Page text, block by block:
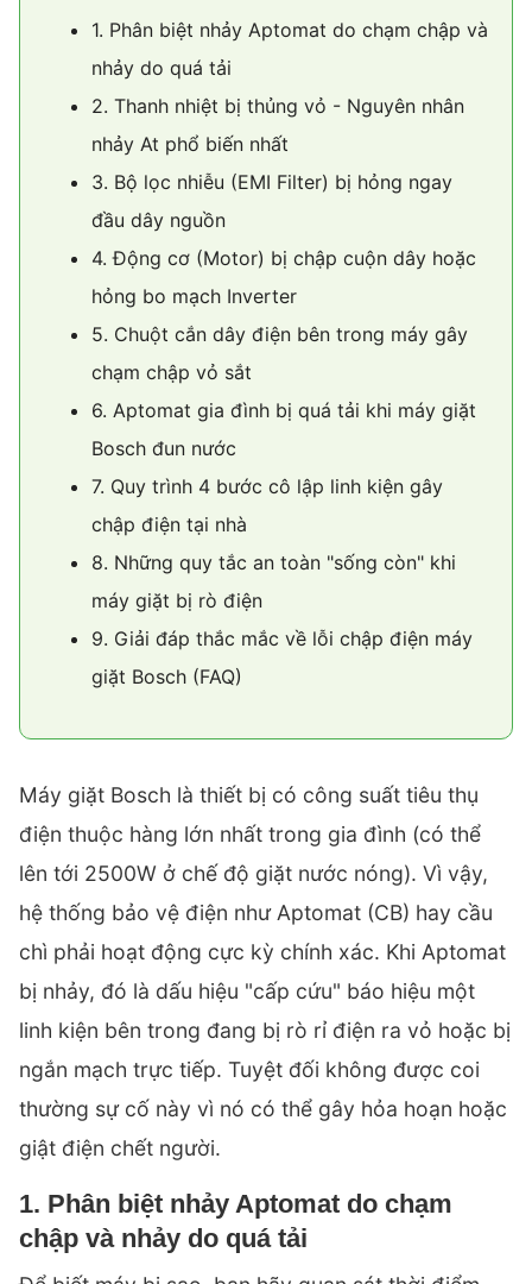
1. Phân biệt nhảy Aptomat do chạm chập và
nhảy do quá tải
2. Thanh nhiệt bị thủng vỏ - Nguyên nhân
nhảy At phổ biến nhất
3. Bộ lọc nhiễu (EMI Filter) bị hỏng ngay
đầu dây nguồn
4. Động cơ (Motor) bị chập cuộn dây hoặc
hỏng bo mạch Inverter
5. Chuột cắn dây điện bên trong máy gây
chạm chập vỏ sắt
6. Aptomat gia đình bị quá tải khi máy giặt
Bosch đun nước
7. Quy trình 4 bước cô lập linh kiện gây
chập điện tại nhà
8. Những quy tắc an toàn "sống còn" khi
máy giặt bị rò điện
9. Giải đáp thắc mắc về lỗi chập điện máy
giặt Bosch (FAQ)
Máy giặt Bosch là thiết bị có công suất tiêu thụ
điện thuộc hàng lớn nhất trong gia đình (có thể
lên tới 2500W ở chế độ giặt nước nóng). Vì vậy,
hệ thống bảo vệ điện như Aptomat (CB) hay cầu
chì phải hoạt động cực kỳ chính xác. Khi Aptomat
bị nhảy, đó là dấu hiệu "cấp cứu" báo hiệu một
linh kiện bên trong đang bị rò rỉ điện ra vỏ hoặc bị
ngắn mạch trực tiếp. Tuyệt đối không được coi
thường sự cố này vì nó có thể gây hỏa hoạn hoặc
giật điện chết người.
1. Phân biệt nhảy Aptomat do chạm
chập và nhảy do quá tải